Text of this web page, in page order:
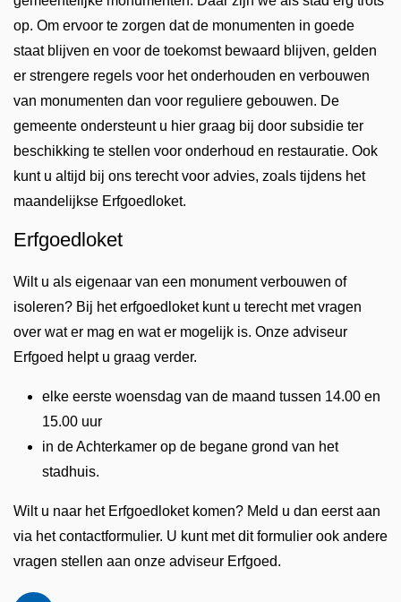
op. Om ervoor te zorgen dat de monumenten in goede
staat blijven en voor de toekomst bewaard blijven, gelden
er strengere regels voor het onderhouden en verbouwen
van monumenten dan voor reguliere gebouwen. De
gemeente ondersteunt u hier graag bij door subsidie ter
beschikking te stellen voor onderhoud en restauratie. Ook
kunt u altijd bij ons terecht voor advies, zoals tijdens het
maandelijkse Erfgoedloket.
Erfgoedloket
Wilt u als eigenaar van een monument verbouwen of
isoleren? Bij het erfgoedloket kunt u terecht met vragen
over wat er mag en wat er mogelijk is. Onze adviseur
Erfgoed helpt u graag verder.
elke eerste woensdag van de maand tussen 14.00 en
15.00 uur
in de Achterkamer op de begane grond van het
stadhuis.
Wilt u naar het Erfgoedloket komen? Meld u dan eerst aan
via het contactformulier. U kunt met dit formulier ook andere
vragen stellen aan onze adviseur Erfgoed.